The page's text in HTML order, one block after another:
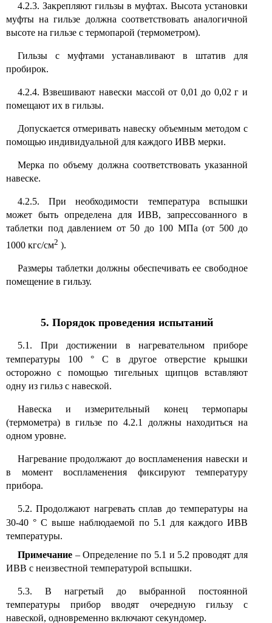
4.2.3. Закрепляют гильзы в муфтах. Высота установки
муфты на гильзе должна соответствовать аналогичной
высоте на гильзе с термопарой (термометром).
Гильзы с муфтами устанавливают в штатив для
пробирок.
4.2.4. Взвешивают навески массой от 0,01 до 0,02 г и
помещают их в гильзы.
Допускается отмеривать навеску объемным методом с
помощью индивидуальной для каждого ИВВ мерки.
Мерка по объему должна соответствовать указанной
навеске.
4.2.5. При необходимости температура вспышки
может быть определена для ИВВ, запрессованного в
таблетки под давлением от 50 до 100 МПа (от 500 до
1000 кгс/см2 ).
Размеры таблетки должны обеспечивать ее свободное
помещение в гильзу.
5. Порядок проведения испытаний
5.1. При достижении в нагревательном приборе
температуры 100
°
С в другое отверстие крышки
осторожно с помощью тигельных щипцов вставляют
одну из гильз с навеской.
Навеска и измерительный конец термопары
(термометра) в гильзе по 4.2.1 должны находиться на
одном уровне.
Нагревание продолжают до воспламенения навески и
в момент воспламенения фиксируют температуру
прибора.
5.2. Продолжают нагревать сплав до температуры на
30-40 ° С выше наблюдаемой по 5.1 для каждого ИВВ
температуры.
Примечание – Определение по 5.1 и 5.2 проводят для
ИВВ с неизвестной температурой вспышки.
5.3. В нагретый до выбранной постоянной
температуры прибор вводят очередную гильзу с
навеской, одновременно включают секундомер.